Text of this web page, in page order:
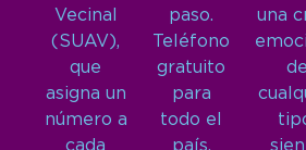
Vecinal
(SUAV),
que
asigna un
número a
cada
paso.
Teléfono
gratuito
para
todo el
país.
una
de